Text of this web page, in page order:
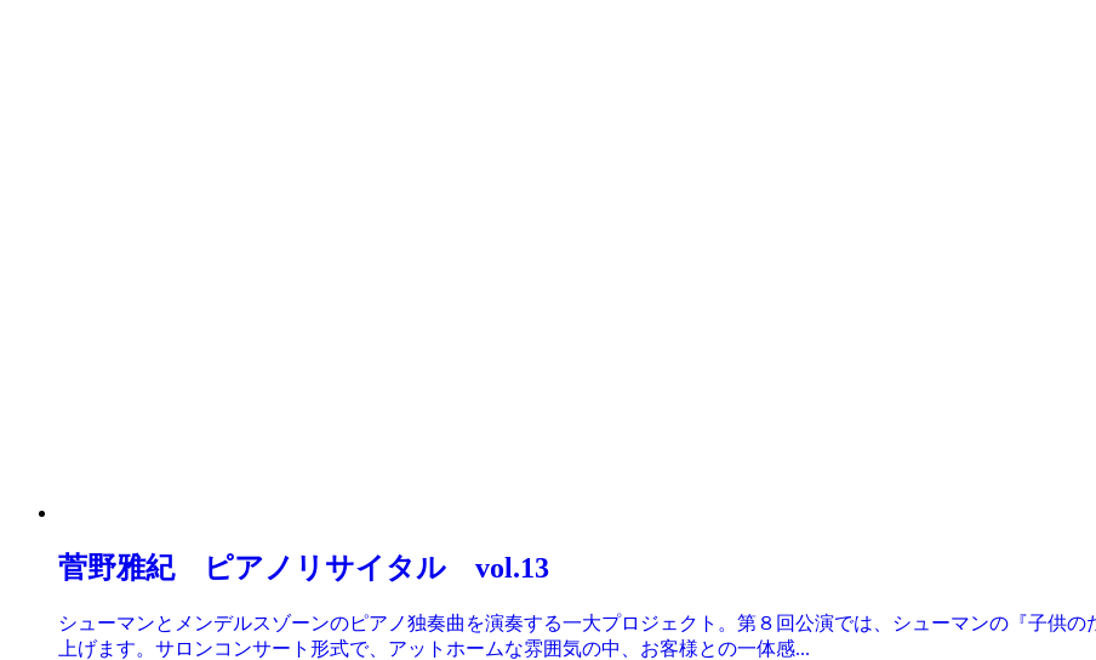
菅野雅紀 ピアノリサイタル vol.13
シューマンとメンデルスゾーンのピアノ独奏曲を演奏する一大プロジェクト。第８回公演では、シューマンの『子供
上げます。サロンコンサート形式で、アットホームな雰囲気の中、お客様との一体感...